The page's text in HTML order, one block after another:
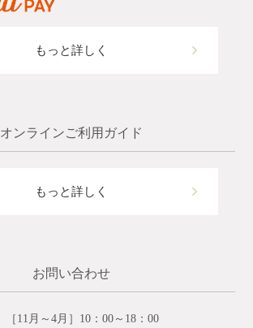
もっと詳しく
オンラインご利用ガイド
もっと詳しく
お問い合わせ
［11月～4月］10：00～18：00